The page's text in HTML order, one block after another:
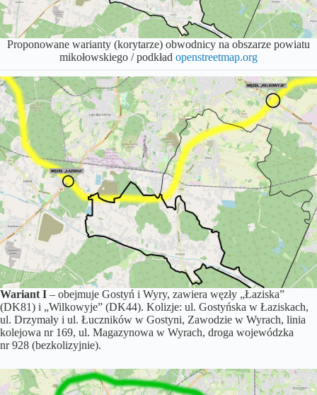
Proponowane warianty (korytarze) obwodnicy na obszarze powiatu
mikołowskiego / podkład openstreetmap.org
Wariant I – obejmuje Gostyń i Wyry, zawiera węzły „Łaziska”
(DK81) i „Wilkowyje” (DK44). Kolizje: ul. Gostyńska w Łaziskach,
ul. Drzymały i ul. Łuczników w Gostyni, Zawodzie w Wyrach, linia
kolejowa nr 169, ul. Magazynowa w Wyrach, droga wojewódzka
nr 928 (bezkolizyjnie).